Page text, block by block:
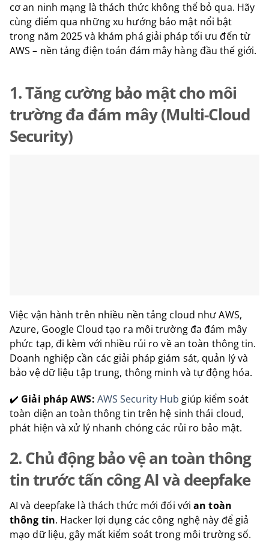
cơ an ninh mạng là thách thức không thể bỏ qua. Hãy
cùng điểm qua những xu hướng bảo mật nổi bật
trong năm 2025 và khám phá giải pháp tối ưu đến từ
AWS – nền tảng điện toán đám mây hàng đầu thế giới.
1. Tăng cường bảo mật cho môi
trường đa đám mây (Multi-Cloud
Security)
Việc vận hành trên nhiều nền tảng cloud như AWS,
Azure, Google Cloud tạo ra môi trường đa đám mây
phức tạp, đi kèm với nhiều rủi ro về an toàn thông tin.
Doanh nghiệp cần các giải pháp giám sát, quản lý và
bảo vệ dữ liệu tập trung, thông minh và tự động hóa.
✔️ Giải pháp AWS: AWS Security Hub giúp kiểm soát
toàn diện an toàn thông tin trên hệ sinh thái cloud,
phát hiện và xử lý nhanh chóng các rủi ro bảo mật.
2. Chủ động bảo vệ an toàn thông
tin trước tấn công AI và deepfake
AI và deepfake là thách thức mới đối vớian toàn
thông tin. Hacker lợi dụng các công nghệ này để giả
mạo dữ liệu, gây mất kiểm soát trong môi trường số.